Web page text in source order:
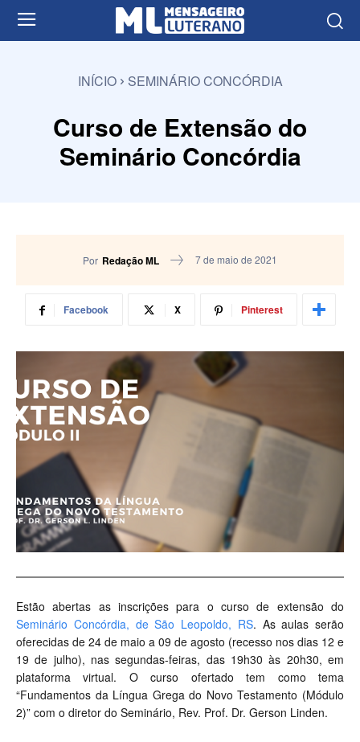
INÍCIO SEMINÁRIO CONCÓRDIA
Curso de Extensão do
Seminário Concórdia
Por Redação ML 7 de maio de 2021
Facebook X Pinterest
Estão abertas as inscrições para o curso de extensão do
Seminário Concórdia, de São Leopoldo, RS. As aulas serão
oferecidas de 24 de maio a 09 de agosto (recesso nos dias 12 e
19 de julho), nas segundas-feiras, das 19h30 às 20h30, em
plataforma virtual. O curso ofertado tem como tema
“Fundamentos da Língua Grega do Novo Testamento (Módulo
2)” com o diretor do Seminário, Rev. Prof. Dr. Gerson Linden.